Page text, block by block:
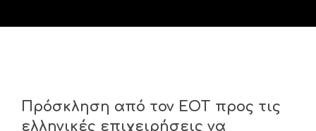
Πρόσκληση από τον ΕΟΤ προς τις
ελληνικές επιχειρήσεις να